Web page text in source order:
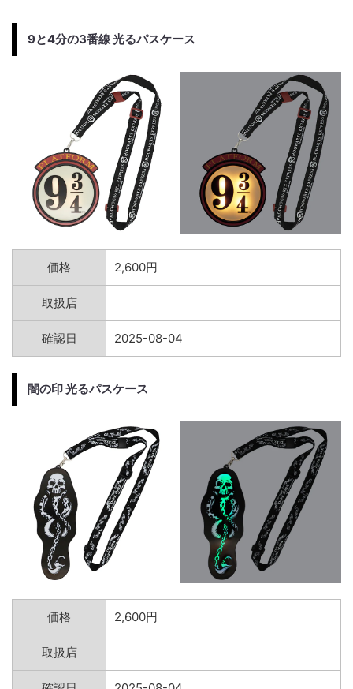
9と4分の3番線 光るパスケース
価格 2,600円
取扱店
確認日 2025-08-04
闇の印 光るパスケース
価格 2,600円
取扱店